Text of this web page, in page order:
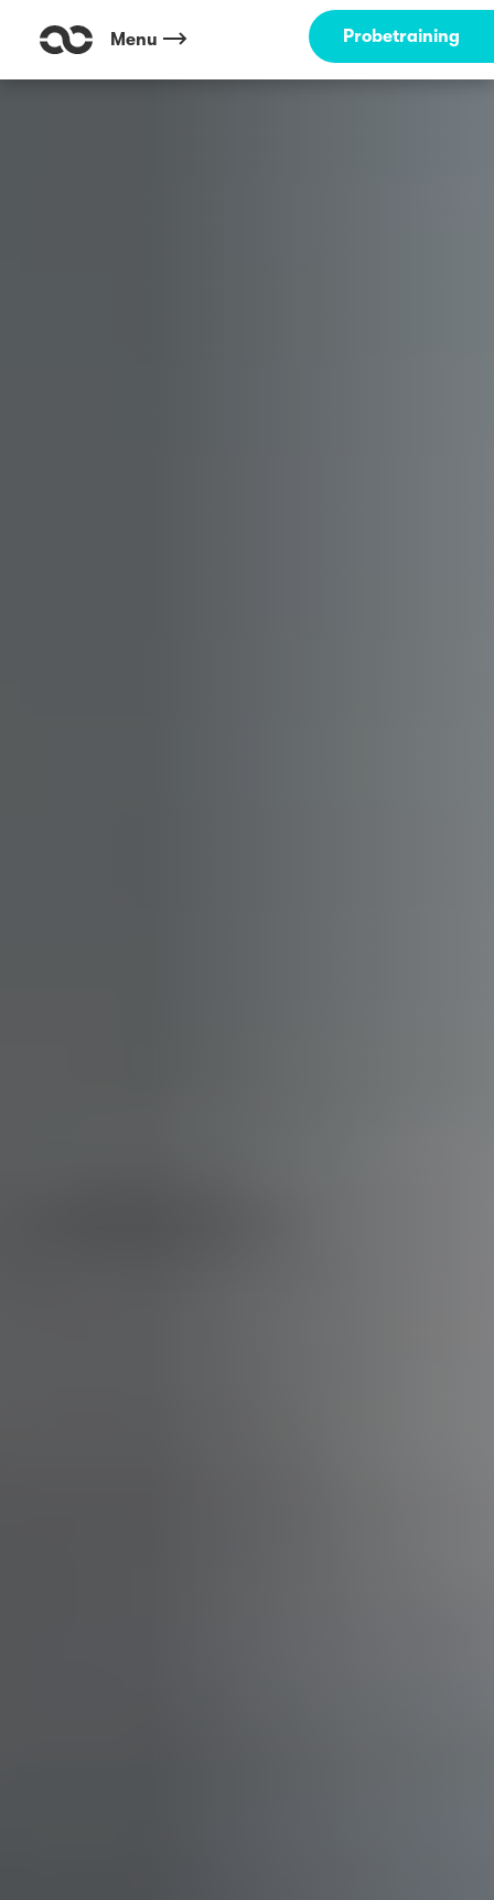
Menu Probetraining
Outdoor Fitness direkt um die Ecke: Rheinufer am Schloss Mainz ☀️